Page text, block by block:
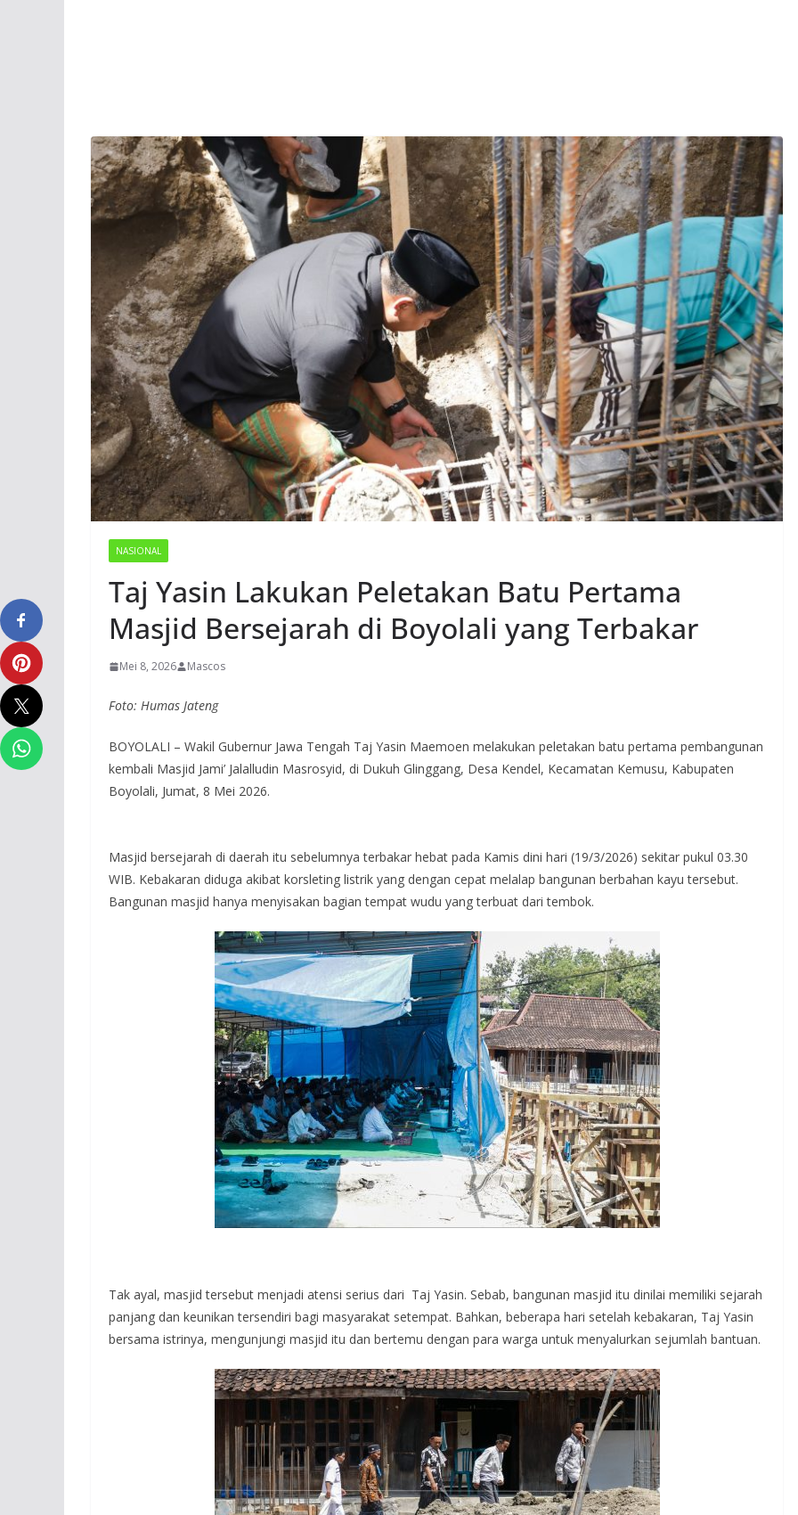
NASIONAL
Taj Yasin Lakukan Peletakan Batu Pertama
Masjid Bersejarah di Boyolali yang Terbakar
Mei 8, 2026 Mascos
Foto: Humas Jateng
BOYOLALI – Wakil Gubernur Jawa Tengah Taj Yasin Maemoen melakukan peletakan batu pertama pembangunan
kembali Masjid Jami’ Jalalludin Masrosyid, di Dukuh Glinggang, Desa Kendel, Kecamatan Kemusu, Kabupaten
Boyolali, Jumat, 8 Mei 2026.
Masjid bersejarah di daerah itu sebelumnya terbakar hebat pada Kamis dini hari (19/3/2026) sekitar pukul 03.30
WIB. Kebakaran diduga akibat korsleting listrik yang dengan cepat melalap bangunan berbahan kayu tersebut.
Bangunan masjid hanya menyisakan bagian tempat wudu yang terbuat dari tembok.
Tak ayal, masjid tersebut menjadi atensi serius dari Taj Yasin. Sebab, bangunan masjid itu dinilai memiliki sejarah
panjang dan keunikan tersendiri bagi masyarakat setempat. Bahkan, beberapa hari setelah kebakaran, Taj Yasin
bersama istrinya, mengunjungi masjid itu dan bertemu dengan para warga untuk menyalurkan sejumlah bantuan.